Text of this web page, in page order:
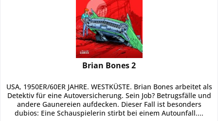
Brian Bones 2
USA, 1950ER/60ER JAHRE. WESTKÜSTE. Brian Bones arbeitet als
Detektiv für eine Autoversicherung. Sein Job? Betrugsfälle und
andere Gaunereien aufdecken. Dieser Fall ist besonders
dubios: Eine Schauspielerin stirbt bei einem Autounfall....